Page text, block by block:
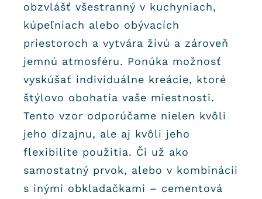
obzvlášť všestranný v kuchyniach,
kúpeľniach alebo obývacích
priestoroch a vytvára živú a zároveň
jemnú atmosféru. Ponúka možnosť
vyskúšať individuálne kreácie, ktoré
štýlovo obohatia vaše miestnosti.
Tento vzor odporúčame nielen kvôli
jeho dizajnu, ale aj kvôli jeho
flexibilite použitia. Či už ako
samostatný prvok, alebo v kombinácii
s inými obkladačkami – cementová